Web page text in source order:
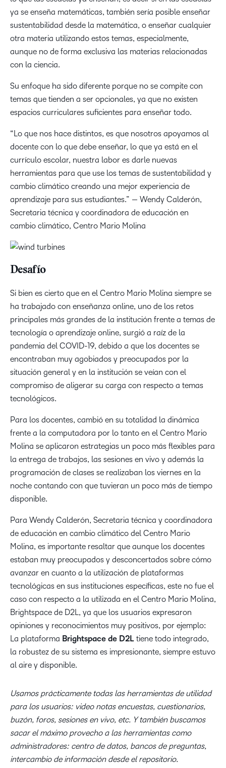
ya se enseña matemáticas, también sería posible enseñar
sustentabilidad desde la matemática, o enseñar cualquier
otra materia utilizando estos temas, especialmente,
aunque no de forma exclusiva las materias relacionadas
con la ciencia.
Su enfoque ha sido diferente porque no se compite con
temas que tienden a ser opcionales, ya que no existen
espacios curriculares suficientes para enseñar todo.
“Lo que nos hace distintos, es que nosotros apoyamos al
docente con lo que debe enseñar, lo que ya está en el
currículo escolar, nuestra labor es darle nuevas
herramientas para que use los temas de sustentabilidad y
cambio climático creando una mejor experiencia de
aprendizaje para sus estudiantes.” — Wendy Calderón,
Secretaria técnica y coordinadora de educación en
cambio climático, Centro Mario Molina
Desafío
Si bien es cierto que en el Centro Mario Molina siempre se
ha trabajado con enseñanza online, uno de los retos
principales más grandes de la institución frente a temas de
tecnología o aprendizaje online, surgió a raíz de la
pandemia del COVID-19, debido a que los docentes se
encontraban muy agobiados y preocupados por la
situación general y en la institución se veían con el
compromiso de aligerar su carga con respecto a temas
tecnológicos.
Para los docentes, cambió en su totalidad la dinámica
frente a la computadora por lo tanto en el Centro Mario
Molina se aplicaron estrategias un poco más flexibles para
la entrega de trabajos, las sesiones en vivo y además la
programación de clases se realizaban los viernes en la
noche contando con que tuvieran un poco más de tiempo
disponible.
Para Wendy Calderón, Secretaria técnica y coordinadora
de educación en cambio climático del Centro Mario
Molina, es importante resaltar que aunque los docentes
estaban muy preocupados y desconcertados sobre cómo
avanzar en cuanto a la utilización de plataformas
tecnológicas en sus instituciones específicas, este no fue el
caso con respecto a la utilizada en el Centro Mario Molina,
Brightspace de D2L, ya que los usuarios expresaron
opiniones y reconocimientos muy positivos, por ejemplo:
La plataforma Brightspace de D2L tiene todo integrado,
la robustez de su sistema es impresionante, siempre estuvo
al aire y disponible.
Usamos prácticamente todas las herramientas de utilidad
para los usuarios: video notas encuestas, cuestionarios,
buzón, foros, sesiones en vivo, etc. Y también buscamos
sacar el máximo provecho a las herramientas como
administradores: centro de datos, bancos de preguntas,
intercambio de información desde el repositorio.